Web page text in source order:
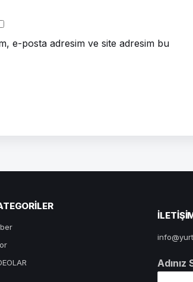
e-posta adresim ve site adresim bu
Adınız